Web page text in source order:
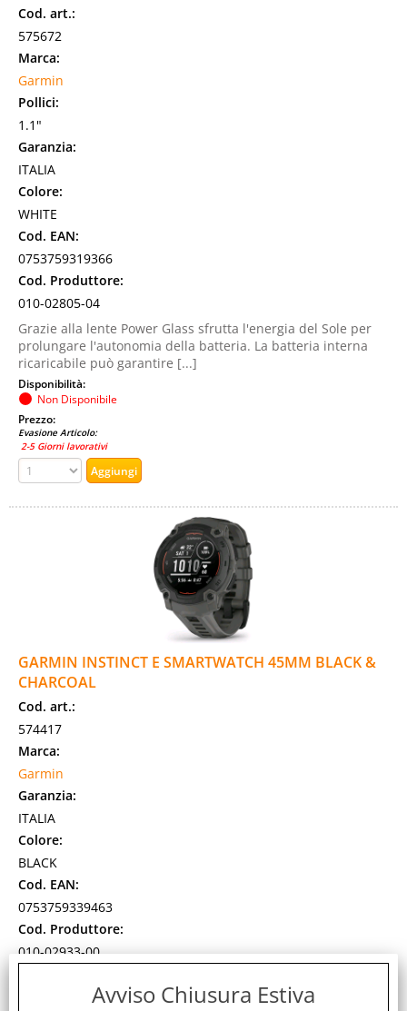
Cod. art.:
575672
Marca:
Garmin
Pollici:
1.1"
Garanzia:
ITALIA
Colore:
WHITE
Cod. EAN:
0753759319366
Cod. Produttore:
010-02805-04
Grazie alla lente Power Glass sfrutta l'energia del Sole per
prolungare l'autonomia della batteria. La batteria interna
ricaricabile può garantire [...]
Disponibilità:
Non Disponibile
Prezzo:
Evasione Articolo:
2-5 Giorni lavorativi
GARMIN INSTINCT E SMARTWATCH 45MM BLACK &
CHARCOAL
Cod. art.:
574417
Marca:
Garmin
Garanzia:
ITALIA
Colore:
BLACK
Cod. EAN:
0753759339463
Cod. Produttore:
010-02933-00
smartwatch unico e fuori dagli schemi: design audace e
Avviso Chiusura Estiva